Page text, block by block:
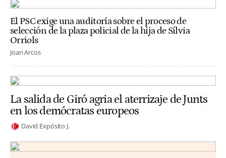
El PSC exige una auditoría sobre el proceso de
selección de la plaza policial de la hija de Sílvia
Orriols
Joan Arcos
La salida de Giró agria el aterrizaje de Junts
en los demócratas europeos
David Expósito J.